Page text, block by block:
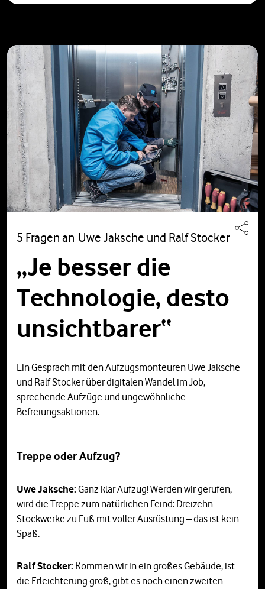
5 Fragen an Uwe Jaksche und Ralf Stocker
„Je besser die
Technologie, desto
unsichtbarer“
Ein Gespräch mit den Aufzugsmonteuren Uwe Jaksche
und Ralf Stocker über digitalen Wandel im Job,
sprechende Aufzüge und ungewöhnliche
Befreiungsaktionen.
Treppe oder Aufzug?
Uwe Jaksche: Ganz klar Aufzug! Werden wir gerufen,
wird die Treppe zum natürlichen Feind: Dreizehn
Stockwerke zu Fuß mit voller Ausrüstung – das ist kein
Spaß.
Ralf Stocker: Kommen wir in ein großes Gebäude, ist
die Erleichterung groß, gibt es noch einen zweiten